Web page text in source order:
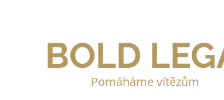
BOLD
Pomáháme vítězům